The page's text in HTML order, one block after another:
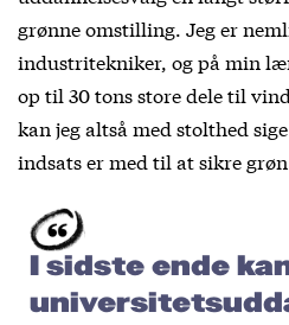
grønne omstilling. Jeg er
industritekniker, og på min
op til 30 tons store dele til
kan jeg altså med stolthed
indsats er med til at sikre
I sidste ende